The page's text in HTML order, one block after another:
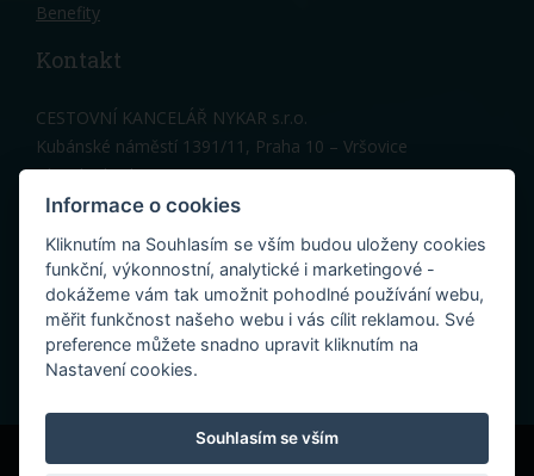
Benefity
Kontakt
CESTOVNÍ KANCELÁŘ NYKAR s.r.o.
Kubánské náměstí 1391/11, Praha 10 – Vršovice
Hlavní vchod, 3 patro
Telefon: 603 150 317
Kancelář Praha:
nykar@nykar.cz
Penzion Cres (Melinka): cres@nykar.cz
Informace o cookies
Kliknutím na Souhlasím se vším budou uloženy cookies
funkční, výkonnostní, analytické i marketingové -
dokážeme vám tak umožnit pohodlné používání webu,
měřit funkčnost našeho webu i vás cílit reklamou. Své
preference můžete snadno upravit kliknutím na
Nastavení cookies.
Souhlasím se vším